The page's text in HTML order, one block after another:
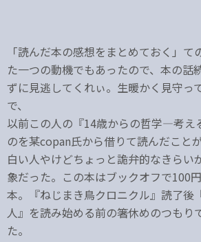
「読んだ本の感想をまとめておく」
た一つの動機でもあったので、本の話
ずに見逃してくれぃ。生暖かく見守っ
で、
以前この人の『14歳からの哲学―考え
のを某copan氏から借りて読んだこと
白い人やけどちょっと詭弁的なきらい
象だった。この本はブックオフで100
本。『ねじまき鳥クロニクル』読了後
人』を読み始める前の箸休めのつもり
た。